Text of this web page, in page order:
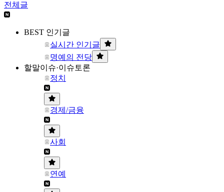
전체글
BEST 인기글
실시간 인기글
명예의 전당
할말이슈·이슈토론
정치
경제/금융
사회
연예